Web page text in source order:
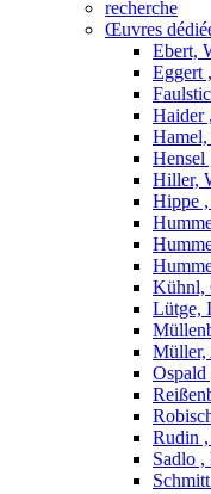
recherche
Œuvres
Ebert,
Eggert
Haider
Hamel,
Hensel
Hiller,
Hippe ,
Kühnl,
Lütge,
Müller,
Rudin
Sadlo ,